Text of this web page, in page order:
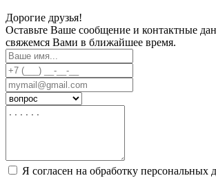
Дорогие друзья!
Оставьте Ваше сообщение и контактные
свяжемся Вами в ближайшее время.
Я согласен на обработку персональных